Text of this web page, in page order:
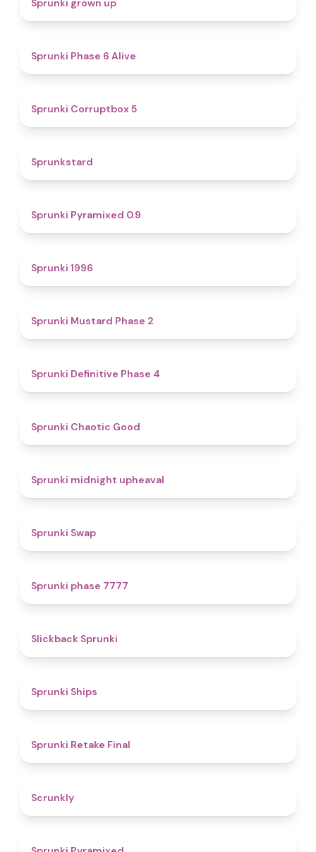
Sprunki grown up
Sprunki Phase 6 Alive
Sprunki Corruptbox 5
Sprunkstard
Sprunki Pyramixed 0.9
Sprunki 1996
Sprunki Mustard Phase 2
Sprunki Definitive Phase 4
Sprunki Chaotic Good
Sprunki midnight upheaval
Sprunki Swap
Sprunki phase 7777
Slickback Sprunki
Sprunki Ships
Sprunki Retake Final
Scrunkly